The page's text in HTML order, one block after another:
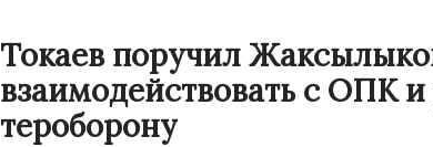
Токаев поручил
взаимодействовать с ОПК и
тероборону